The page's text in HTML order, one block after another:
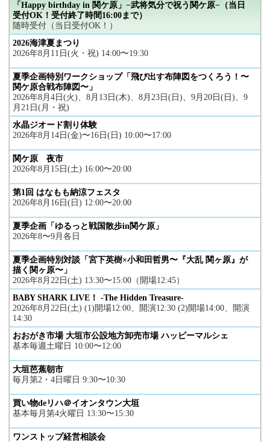
「Happy birthday in 関ケ原」−武将気分で祝う関ケ原−（当日
受付OK！受付終了時間16:00まで）
随時受付（当日受付OK！）
2026海津夏まつり
2026年8月11日(火・祝) 14:00〜19:30
夏季企画特別ワークショップ「飛び出す布陣図をつくろう！〜
関ケ原合戦布陣図〜」
2026年8月4日(火)、8月13日(木)、8月23日(日)、9月20日(日)、9
月21日(月・祝)
水晶ジオード割り体験
2026年8月14日(金)〜16日(日) 10:00〜17:00
関ケ原 夜市
2026年8月15日(土) 16:00〜20:00
第1回 はなもも納涼フェスタ
2026年8月16日(日) 12:00〜20:00
夏季企画「ゆるっと戦国散歩in関ケ原」
2026年8〜9月各日
夏季企画特別対談「宮下英樹×小和田哲男〜『大乱 関ヶ原』が
描く関ヶ原〜」
2026年8月22日(土) 13:30〜15:00（開場12:45）
BABY SHARK LIVE！ -The Hidden Treasure-
2026年8月22日(土) (1)開場12:00、開演12:30 (2)開場14:00、開演
14:30
おおがき市場 大垣市公設地方卸売市場 ハッピーマルシェ
基本毎週土曜日 10:00〜12:00
大垣芭蕉朝市
毎月第2・4日曜日 9:30〜10:30
買い物deリハ＠イオンタウン大垣
基本毎月第4火曜日 13:30〜15:30
ワンストップ経営相談会